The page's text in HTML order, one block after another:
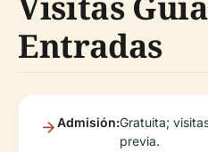
Entradas
Admisión:Gratuita;
previa.